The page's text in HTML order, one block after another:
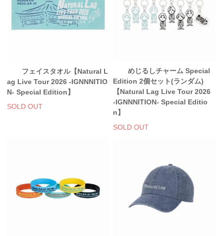
フェイスタオル【Natural L
ag Live Tour 2026 -IGNNNITIO
N- Special Edition】
SOLD OUT
めじるしチャーム Special
Edition 2個セット(ランダム)
【Natural Lag Live Tour 2026
-IGNNNITION- Special Editio
n】
SOLD OUT